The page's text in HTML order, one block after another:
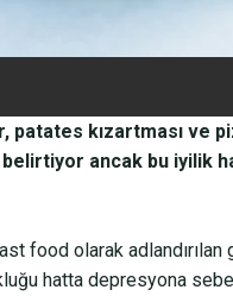
patates kızartması ve
ancak bu iyilik
food olarak
hatta depresyona